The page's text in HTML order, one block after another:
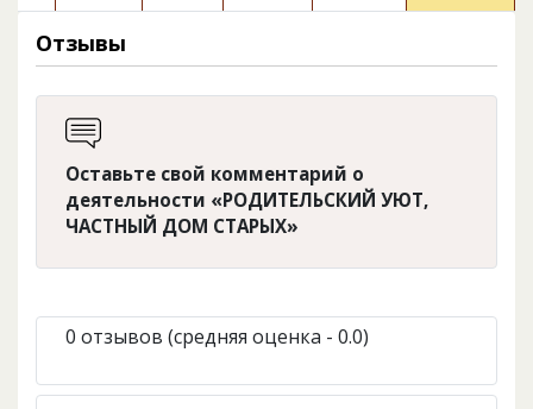
Отзывы
Оставьте свой комментарий о
деятельности «РОДИТЕЛЬСКИЙ УЮТ,
ЧАСТНЫЙ ДОМ СТАРЫХ»
0 отзывов (средняя оценка - 0.0)